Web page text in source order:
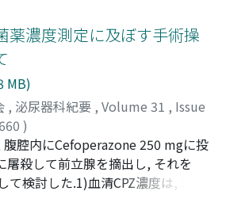
rendered no evidence of
radiation therapy. Three of the
no evidence of disease from
Toxicity was tolerable. VM-26 is
testicular cancers and plays
therapy, for refractory or
薬濃度測定に及ぼす手術操
MB)
, 泌尿器科紀要 , Volume 31 , Issue
)
;岡田, 敬司;河村, 信夫; 大越, 正秋;
;MIYAKITA, Hideshi; OKADA,
Nobuo;OOKOSHI, Masaaki
腔内にCefoperazone 250 mgに投
屠殺して前立腺を摘出し, それを
検討した.1)血清CPZ濃度は, 30分
低下したが, 前立腺組織内濃度は30